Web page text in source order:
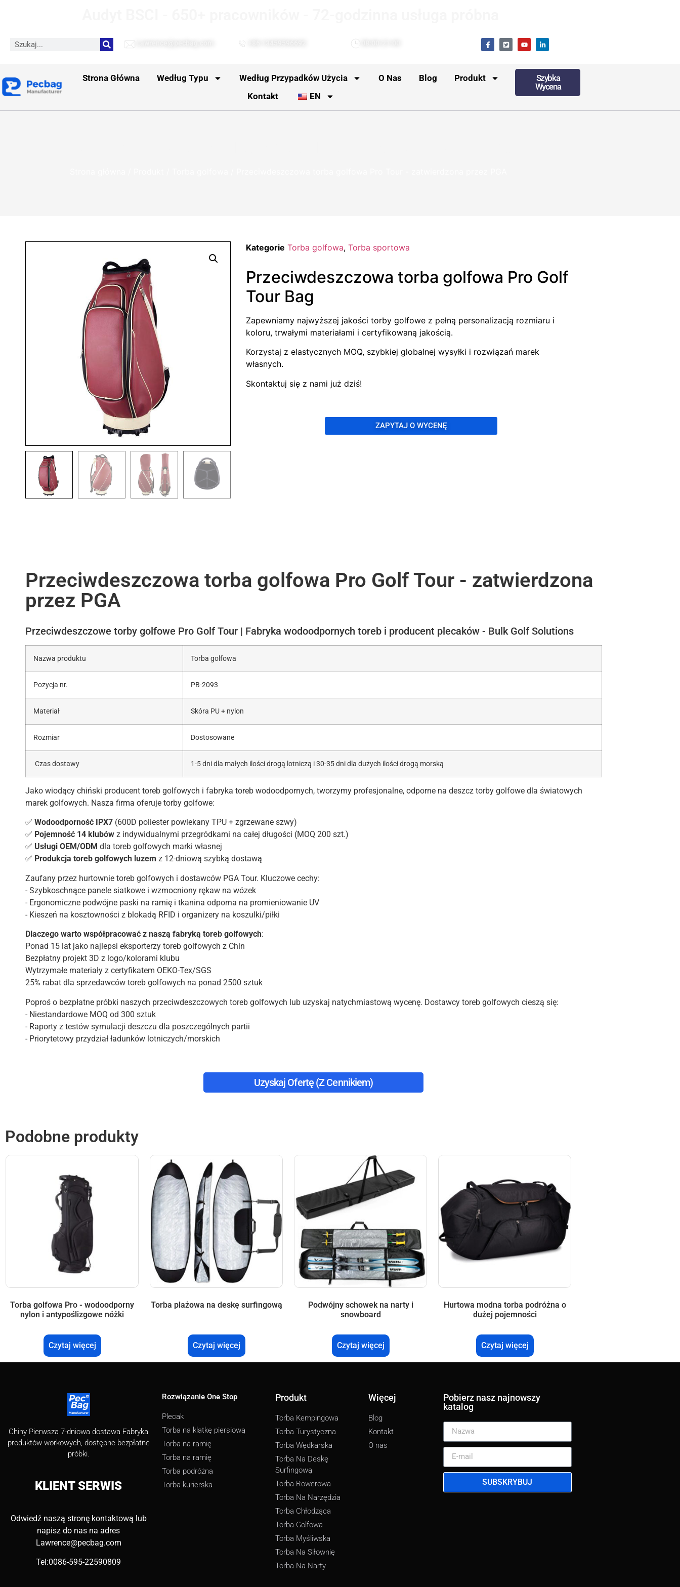
Strona Główna Według Typu Według Przypadków Użycia O Nas Blog
Produkt
Kontakt
EN
Szybka
Wycena
Kategorie Torba golfowa, Torba sportowa
Przeciwdeszczowa torba golfowa Pro Golf
Tour Bag
Zapewniamy najwyższej jakości torby golfowe z pełną personalizacją rozmiaru i
koloru, trwałymi materiałami i certyfikowaną jakością.
Korzystaj z elastycznych MOQ, szybkiej globalnej wysyłki i rozwiązań marek
własnych.
Skontaktuj się z nami już dziś!
ZAPYTAJ O WYCENĘ
Przeciwdeszczowa torba golfowa Pro Golf Tour - zatwierdzona
przez PGA
Przeciwdeszczowe torby golfowe Pro Golf Tour | Fabryka wodoodpornych toreb i producent plecaków - Bulk Golf Solutions
Nazwa produktu Torba golfowa
Pozycja nr. PB-2093
Materiał Skóra PU + nylon
Rozmiar Dostosowane
Czas dostawy 1-5 dni dla małych ilości drogą lotniczą i 30-35 dni dla dużych ilości drogą morską
Jako wiodący chiński producent toreb golfowych i fabryka toreb wodoodpornych, tworzymy profesjonalne, odporne na deszcz torby golfowe dla światowych
marek golfowych. Nasza firma oferuje torby golfowe:
✅ Wodoodporność IPX7 (600D poliester powlekany TPU + zgrzewane szwy)
✅ Pojemność 14 klubów z indywidualnymi przegródkami na całej długości (MOQ 200 szt.)
✅ Usługi OEM/ODM dla toreb golfowych marki własnej
✅ Produkcja toreb golfowych luzem z 12-dniową szybką dostawą
Zaufany przez hurtownie toreb golfowych i dostawców PGA Tour. Kluczowe cechy:
- Szybkoschnące panele siatkowe i wzmocniony rękaw na wózek
- Ergonomiczne podwójne paski na ramię i tkanina odporna na promieniowanie UV
- Kieszeń na kosztowności z blokadą RFID i organizery na koszulki/piłki
Dlaczego warto współpracować z naszą fabryką toreb golfowych:
Ponad 15 lat jako najlepsi eksporterzy toreb golfowych z Chin
Bezpłatny projekt 3D z logo/kolorami klubu
Wytrzymałe materiały z certyfikatem OEKO-Tex/SGS
25% rabat dla sprzedawców toreb golfowych na ponad 2500 sztuk
Poproś o bezpłatne próbki naszych przeciwdeszczowych toreb golfowych lub uzyskaj natychmiastową wycenę. Dostawcy toreb golfowych cieszą się:
- Niestandardowe MOQ od 300 sztuk
- Raporty z testów symulacji deszczu dla poszczególnych partii
- Priorytetowy przydział ładunków lotniczych/morskich
Uzyskaj Ofertę (z Cennikiem)
Podobne produkty
Torba golfowa Pro - wodoodporny
nylon i antypoślizgowe nóżki
Czytaj więcej
Torba plażowa na deskę surfingową
Czytaj więcej
Podwójny schowek na narty i
snowboard
Czytaj więcej
Hurtowa modna torba podróżna o
dużej pojemności
Czytaj więcej
Chiny Pierwsza 7-dniowa dostawa Fabryka
produktów workowych, dostępne bezpłatne
próbki.
KLIENTSERWIS
Odwiedź naszą stronę kontaktową lub
napisz do nas na adres
Lawrence@pecbag.com
Tel:0086-595-22590809
Rozwiązanie One Stop
Plecak
Torba na klatkę piersiową
Torba na ramię
Torba na ramię
Torba podróżna
Torba kurierska
Produkt
Torba Kempingowa
Torba Turystyczna
Torba Wędkarska
Torba Na Deskę
Surfingową
Torba Rowerowa
Torba Na Narzędzia
Torba Chłodząca
Torba Golfowa
Torba Myśliwska
Torba Na Siłownię
Torba Na Narty
Więcej
Blog
Kontakt
O nas
Pobierz nasz najnowszy
katalog
SUBSKRYBUJ